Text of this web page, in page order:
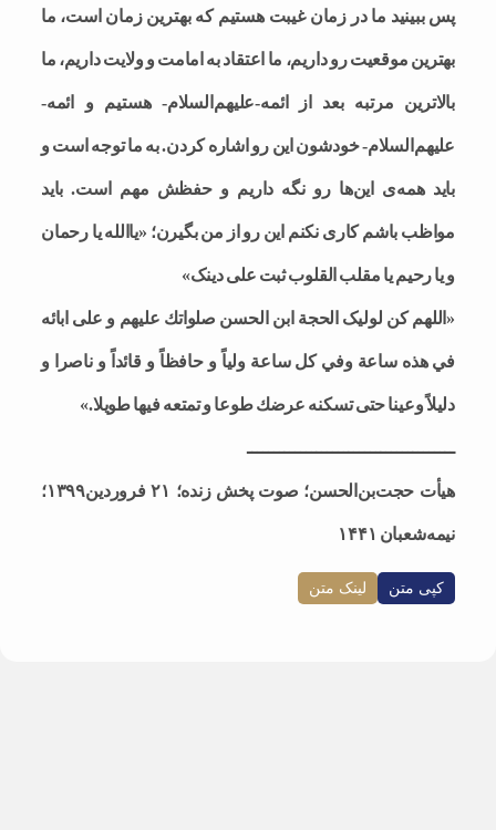
پس ببینید ما در زمان غیبت هستیم که بهترین زمان است، ما
بهترین موقعیت رو داریم، ما اعتقاد به امامت و ولایت داریم، ما
بالاترین مرتبه بعد از ائمه-علیهم‌السلام- هستیم و ائمه-
علیهم‌السلام- خودشون این رو اشاره کردن. به ما توجه است و
باید همه‌ی این‌ها رو نگه داریم و حفظش مهم است. باید
مواظب باشم کاری نکنم این رو از من بگیرن؛ «یاالله یا رحمان
و یا رحیم یا مقلب القلوب ثبت علی دینک»
«اللهم کن لولیک الحجة ابن الحسن صلواتك عليهم و على ابائه
في هذه ساعة وفي كل ساعة ولياً و حافظاً و قائداً و ناصرا و
دليلاً وعينا حتى تسكنه عرضك طوعا و تمتعه فيها طويلا.»
ـــــــــــــــــــــــــــــــــــــــ
هیأت حجت‌بن‌الحسن؛ صوت پخش زنده؛ ۲۱ فروردین۱۳۹۹؛
نیمه‌شعبان ۱۴۴۱
کپی متن لینک متن